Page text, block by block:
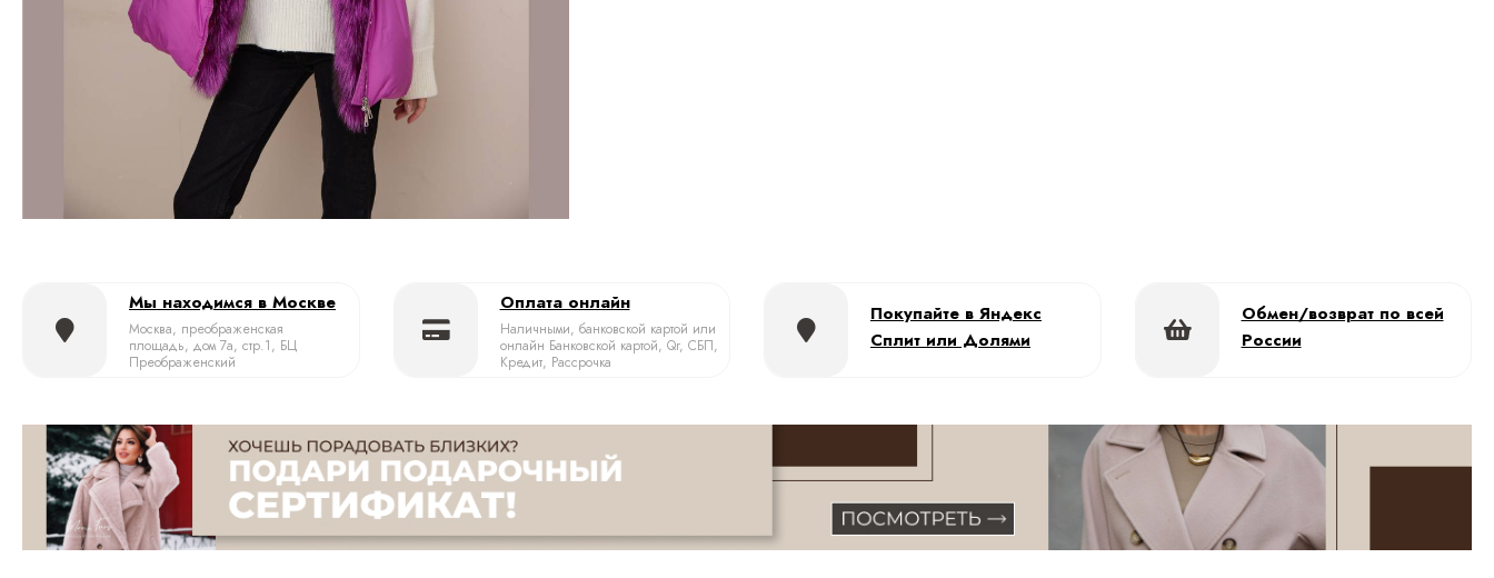
Мы находимся в Москве
Москва, преображенская
площадь, дом 7а, стр.1, БЦ
Преображенский
Оплата онлайн
Наличными, банковской картой или
онлайн Банковской картой, Qr, СБП,
Кредит, Рассрочка
Покупайте в Яндекс
Сплит или Долями
Обмен/возврат по всей
России